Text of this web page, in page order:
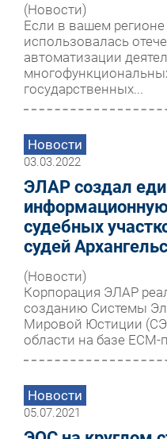
(Новости)
Если в вашем регионе
использовалась
автоматизации
государственных...
Новости
03.03.2022
ЭЛАР создал
судебных
судей
(Новости)
Корпорация ЭЛАР
созданию Системы
Мировой Юстиции
области на базе ЕСМ-
Новости
05.07.2021